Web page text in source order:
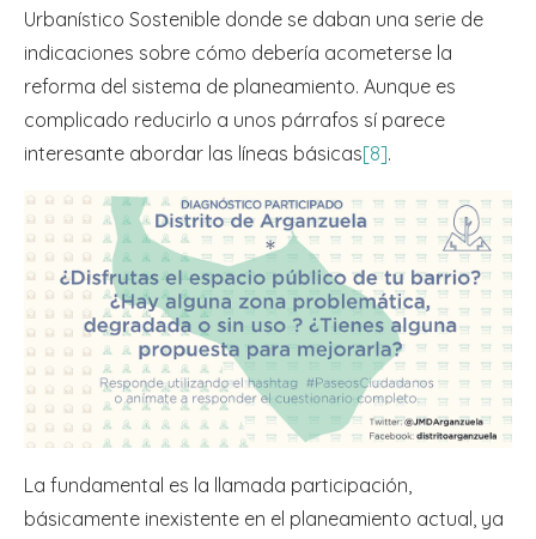
Urbanístico Sostenible donde se daban una serie de
indicaciones sobre cómo debería acometerse la
reforma del sistema de planeamiento. Aunque es
complicado reducirlo a unos párrafos sí parece
interesante abordar las líneas básicas[8].
La fundamental es la llamada participación,
básicamente inexistente en el planeamiento actual, ya